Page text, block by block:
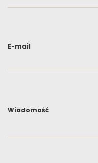
E-mail
Wiadomość